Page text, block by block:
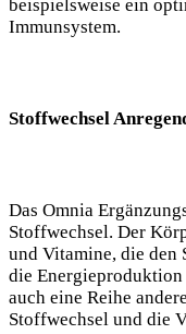
beispielsweise ein
Immunsystem.
Stoffwechsel
Das Omnia
Stoffwechsel. Der
und Vitamine, die den
die Energieproduktion
auch eine Reihe
Stoffwechsel und die